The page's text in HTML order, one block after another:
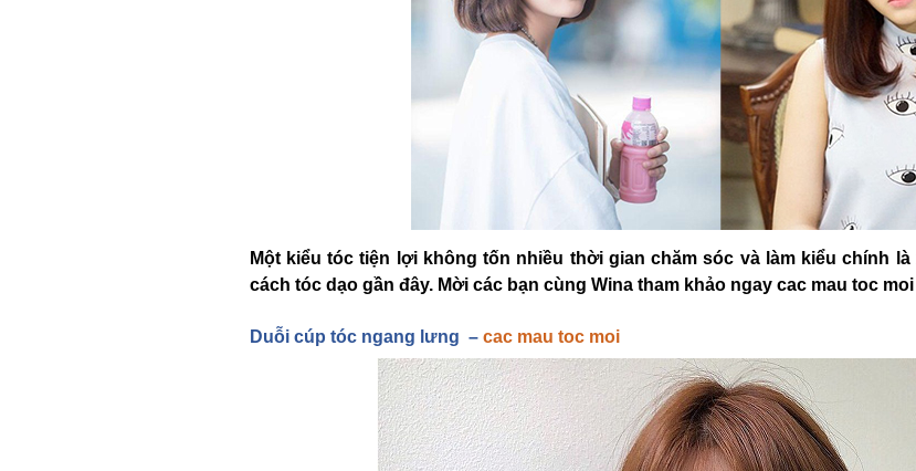
Một kiểu tóc tiện lợi không tốn nhiều thời gian chăm sóc và làm kiểu chính
cách tóc dạo gần đây. Mời các bạn cùng Wina tham khảo ngay cac mau toc moi
Duỗi cúp tóc ngang lưng – cac mau toc moi